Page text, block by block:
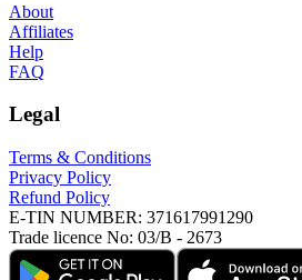
About
Affiliates
Help
FAQ
Legal
Terms & Conditions
Privacy Policy
Refund Policy
E-TIN NUMBER: 371617991290
Trade licence No: 03/B - 2673